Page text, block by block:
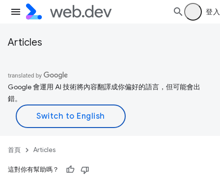
登入
Articles
Google 會運用 AI 技術將內容翻譯成你偏好的語言，但可能會出
錯。
首頁 Articles
這對你有幫助嗎？